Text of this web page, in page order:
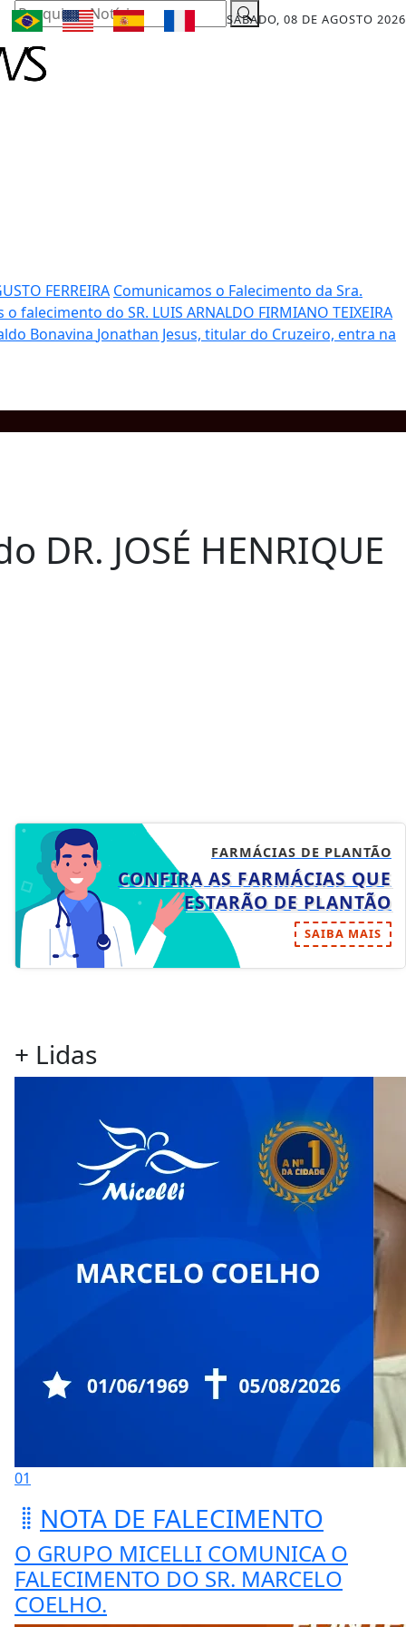
SÁBADO, 08 DE AGOSTO 2026
Pesquisar Notícia
FERREIRA Comunicamos o Falecimento da Sra.
falecimento do SR. LUIS ARNALDO FIRMIANO TEIXEIRA
Bonavina Jonathan Jesus, titular do Cruzeiro, entra na
JOSÉ HENRIQUE
FARMÁCIAS DE PLANTÃO
CONFIRA AS FARMÁCIAS QUE
ESTARÃO DE PLANTÃO
SAIBA MAIS
+ Lidas
01
NOTA DE FALECIMENTO
O GRUPO MICELLI COMUNICA O
FALECIMENTO DO SR. MARCELO
COELHO.